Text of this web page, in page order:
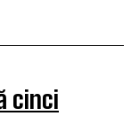
cinci